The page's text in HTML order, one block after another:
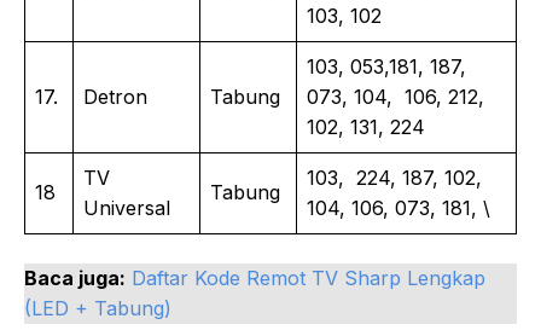
103, 102
17. Detron Tabung
103, 053,181, 187,
073, 104, 106, 212,
102, 131, 224
18
TV
Universal
Tabung
103, 224, 187, 102,
104, 106, 073, 181, \
Baca juga: Daftar Kode Remot TV Sharp Lengkap
(LED + Tabung)